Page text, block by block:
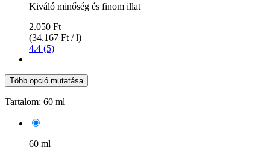
Kiváló minőség és finom illat
2.050 Ft
(34.167 Ft / l)
4.4 (5)
Több opció mutatása
Tartalom: 60 ml
60 ml